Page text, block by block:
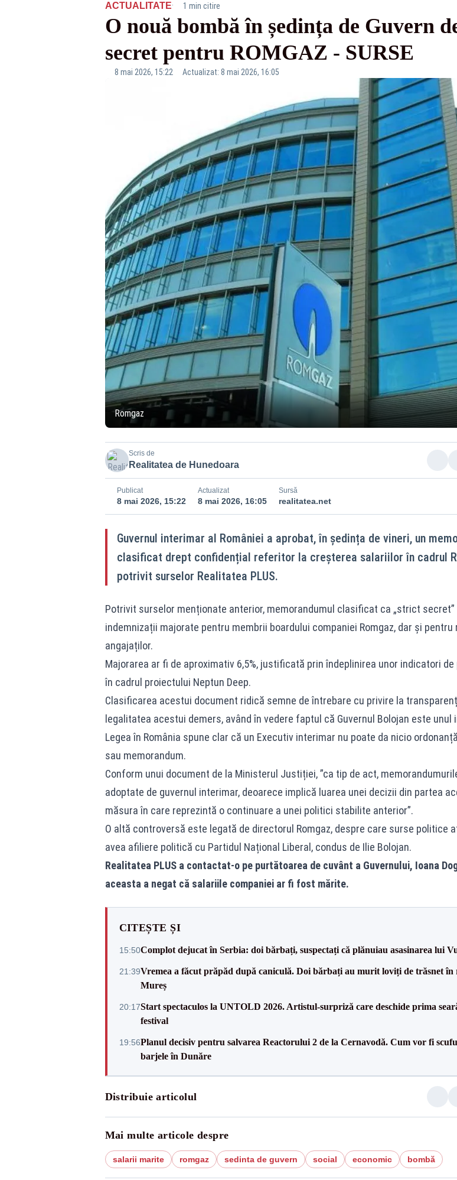
ACTUALITATE· 1 min citire
O nouă bombă în ședința de Guvern
secret pentru ROMGAZ - SURSE
8 mai 2026, 15:22 Actualizat: 8 mai 2026, 16:05
Romgaz
Scris de
Realitatea de Hunedoara
Publicat
8 mai 2026, 15:22
Actualizat
8 mai 2026, 16:05
Sursă
realitatea.net
Guvernul interimar al României a aprobat, în ședința de vineri, un
clasificat drept confidențial referitor la creșterea salariilor în cadrul
potrivit surselor Realitatea PLUS.
Potrivit surselor menționate anterior, memorandumul clasificat ca „strict secret”
indemnizații majorate pentru membrii boardului companiei Romgaz, dar și pentru
angajaților.
Majorarea ar fi de aproximativ 6,5%, justificată prin îndeplinirea unor indicatori
în cadrul proiectului Neptun Deep.
Clasificarea acestui document ridică semne de întrebare cu privire la
legalitatea acestui demers, având în vedere faptul că Guvernul Bolojan este unul
Legea în România spune clar că un Executiv interimar nu poate da nicio
sau memorandum.
Conform unui document de la Ministerul Justiției, ”ca tip de act,
adoptate de guvernul interimar, deoarece implică luarea unei decizii din partea
măsura în care reprezintă o continuare a unei politici stabilite anterior”.
O altă controversă este legată de directorul Romgaz, despre care surse politice
avea afiliere politică cu Partidul Național Liberal, condus de Ilie Bolojan.
Realitatea PLUS a contactat-o pe purtătoarea de cuvânt a Guvernului, Ioana
aceasta a negat că salariile companiei ar fi fost mărite.
CITEȘTE ȘI
15:50Complot dejucat în Serbia: doi bărbați, suspectați că plănuiau asasinarea lui
21:39Vremea a făcut prăpăd după caniculă. Doi bărbați au murit loviți de trăsnet în
Mureș
20:17Start spectaculos la UNTOLD 2026. Artistul-surpriză care deschide prima
festival
19:56Planul decisiv pentru salvarea Reactorului 2 de la Cernavodă. Cum vor fi
barjele în Dunăre
Distribuie articolul
Mai multe articole despre
salarii marite romgaz sedinta de guvern social economic bombă